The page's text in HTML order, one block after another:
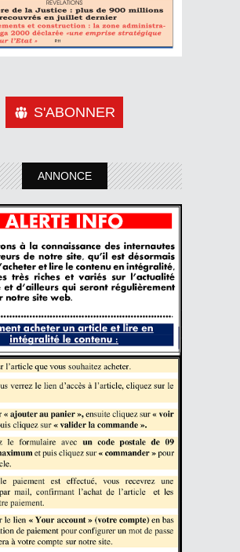
S'ABONNER
ANNONCE